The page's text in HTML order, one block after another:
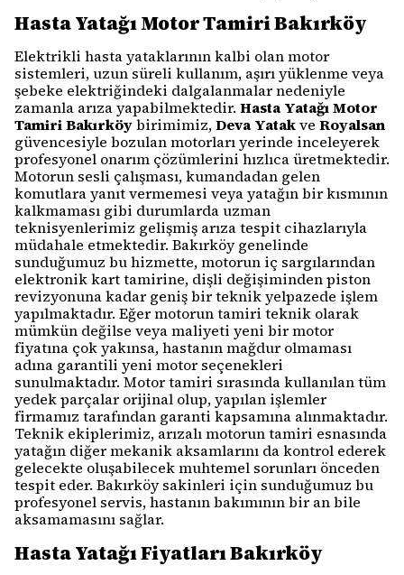
Hasta Yatağı Motor Tamiri Bakırköy
Elektrikli hasta yataklarının kalbi olan motor
sistemleri, uzun süreli kullanım, aşırı yüklenme veya
şebeke elektriğindeki dalgalanmalar nedeniyle
zamanla arıza yapabilmektedir. Hasta Yatağı Motor
Tamiri Bakırköybirimimiz,Deva Yatakve Royalsan
güvencesiyle bozulan motorları yerinde inceleyerek
profesyonel onarım çözümlerini hızlıca üretmektedir.
Motorun sesli çalışması, kumandadan gelen
komutlara yanıt vermemesi veya yatağın bir kısmının
kalkmaması gibi durumlarda uzman
teknisyenlerimiz gelişmiş arıza tespit cihazlarıyla
müdahale etmektedir. Bakırköy genelinde
sunduğumuz bu hizmette, motorun iç sargılarından
elektronik kart tamirine, dişli değişiminden piston
revizyonuna kadar geniş bir teknik yelpazede işlem
yapılmaktadır. Eğer motorun tamiri teknik olarak
mümkün değilse veya maliyeti yeni bir motor
fiyatına çok yakınsa, hastanın mağdur olmaması
adına garantili yeni motor seçenekleri
sunulmaktadır. Motor tamiri sırasında kullanılan tüm
yedek parçalar orijinal olup, yapılan işlemler
firmamız tarafından garanti kapsamına alınmaktadır.
Teknik ekiplerimiz, arızalı motorun tamiri esnasında
yatağın diğer mekanik aksamlarını da kontrol ederek
gelecekte oluşabilecek muhtemel sorunları önceden
tespit eder. Bakırköy sakinleri için sunduğumuz bu
profesyonel servis, hastanın bakımının bir an bile
aksamamasını sağlar.
Hasta Yatağı Fiyatları Bakırköy